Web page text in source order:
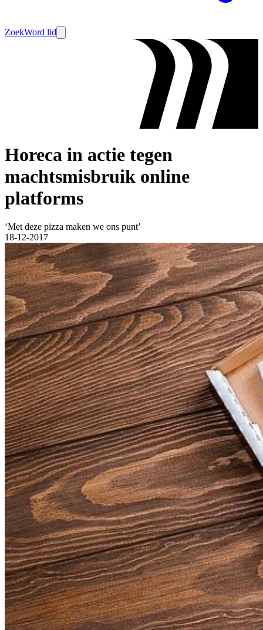
ZoekWord lid
Horeca in actie tegen
machtsmisbruik online
platforms
‘Met deze pizza maken we ons punt’
18-12-2017